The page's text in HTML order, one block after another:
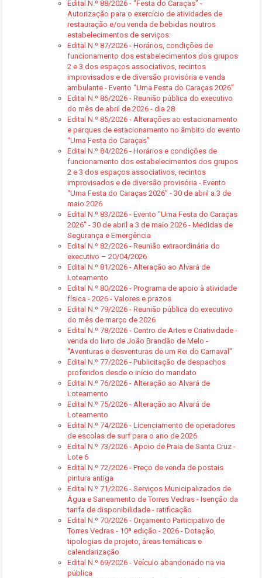
Edital N.º 88/2026 - “Festa do Caraças” -
Autorização para o exercício de atividades de
restauração e/ou venda de bebidas noutros
estabelecimentos de serviços:
Edital N.º 87/2026 - Horários, condições de
funcionamento dos estabelecimentos dos grupos
2 e 3 dos espaços associativos, recintos
improvisados e de diversão provisória e venda
ambulante - Evento “Uma Festa do Caraças 2026”
Edital N.º 86/2026 - Reunião pública do executivo
do mês de abril de 2026 - dia 28
Edital N.º 85/2026 - Alterações ao estacionamento
e parques de estacionamento no âmbito do evento
“Uma Festa do Caraças”
Edital N.º 84/2026 - Horários e condições de
funcionamento dos estabelecimentos dos grupos
2 e 3 dos espaços associativos, recintos
improvisados e de diversão provisória - Evento
“Uma Festa do Caraças 2026” - 30 de abril a 3 de
maio 2026
Edital N.º 83/2026 - Evento “Uma Festa do Caraças
2026” - 30 de abril a 3 de maio 2026 - Medidas de
Segurança e Emergência
Edital N.º 82/2026 - Reunião extraordinária do
executivo – 20/04/2026
Edital N.º 81/2026 - Alteração ao Alvará de
Loteamento
Edital N.º 80/2026 - Programa de apoio à atividade
física - 2026 - Valores e prazos
Edital N.º 79/2026 - Reunião pública do executivo
do mês de março de 2026
Edital N.º 78/2026 - Centro de Artes e Criatividade -
venda do livro de João Brandão de Melo -
"Aventuras e desventuras de um Rei do Carnaval"
Edital N.º 77/2026 - Publicitação de despachos
proferidos desde o início do mandato
Edital N.º 76/2026 - Alteração ao Alvará de
Loteamento
Edital N.º 75/2026 - Alteração ao Alvará de
Loteamento
Edital N.º 74/2026 - Licenciamento de operadores
de escolas de surf para o ano de 2026
Edital N.º 73/2026 - Apoio de Praia de Santa Cruz -
Lote 6
Edital N.º 72/2026 - Preço de venda de postais
pintura antiga
Edital N.º 71/2026 - Serviços Municipalizados de
Água e Saneamento de Torres Vedras - Isenção da
tarifa de disponibilidade - ratificação
Edital N.º 70/2026 - Orçamento Participativo de
Torres Vedras - 10ª edição - 2026 - Dotação,
tipologias de projeto, áreas temáticas e
calendarização
Edital N.º 69/2026 - Veículo abandonado na via
pública